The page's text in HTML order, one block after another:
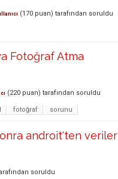
(170 puan) tarafından soruldu
Fotoğraf Atma
(220 puan) tarafından soruldu
fotoğraf sorunu
androit'ten veriler
soruldu